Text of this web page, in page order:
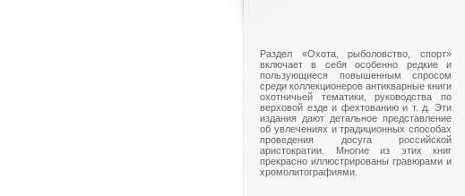
Раздел «Охота, рыболовство, спорт»
включает в себя особенно редкие и
пользующиеся повышенным спросом
среди коллекционеров антикварные книги
охотничьей тематики, руководства по
верховой езде и фехтованию и т. д. Эти
издания дают детальное представление
об увлечениях и традиционных способах
проведения досуга российской
аристократии. Многие из этих книг
прекрасно иллюстрированы гравюрами и
хромолитографиями.